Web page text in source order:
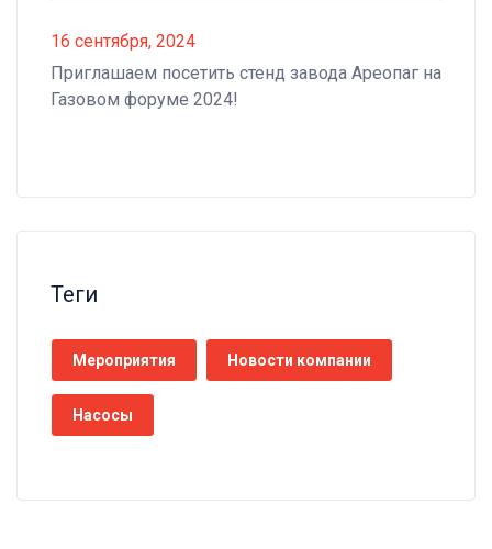
16 сентября, 2024
Приглашаем посетить стенд завода Ареопаг на
Газовом форуме 2024!
Теги
Мероприятия Новости компании
Насосы